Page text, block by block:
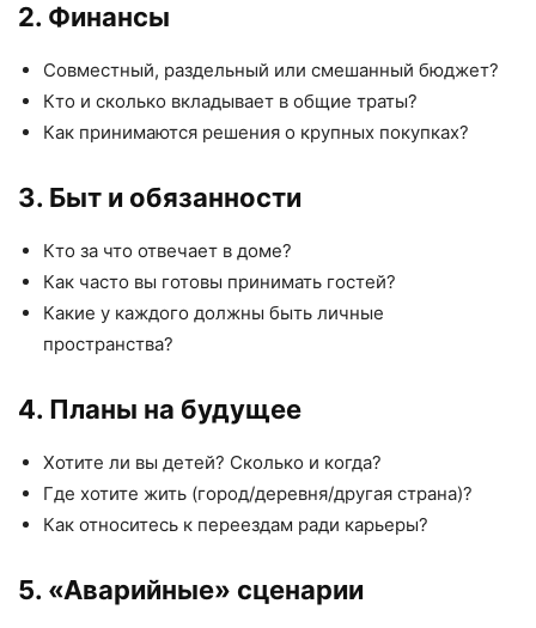
2. Финансы
Совместный, раздельный или смешанный бюджет?
Кто и сколько вкладывает в общие траты?
Как принимаются решения о крупных покупках?
3. Быт и обязанности
Кто за что отвечает в доме?
Как часто вы готовы принимать гостей?
Какие у каждого должны быть личные
пространства?
4. Планы на будущее
Хотите ли вы детей? Сколько и когда?
Где хотите жить (город/деревня/другая страна)?
Как относитесь к переездам ради карьеры?
5. «Аварийные» сценарии